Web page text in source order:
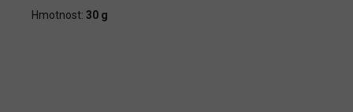
Hmotnost: 30 g